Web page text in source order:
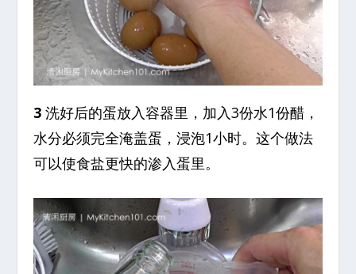
3 洗好后的蛋放入容器里，加入3份水1份醋，
水分必须完全淹盖蛋，浸泡1小时。这个做法
可以使食盐更快的渗入蛋里。